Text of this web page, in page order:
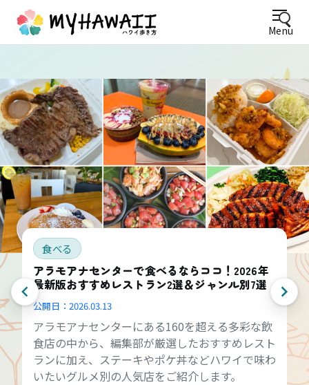
Menu
食べる
アラモアナセンターで食べるならココ！2026年
最新版おすすめレストラン2選＆ジャンル別7選
公開日： 2026.03.13
アラモアナセンターにある160を超える多彩な飲
食店の中から、編集部が厳選したおすすめレスト
ランに加え、ステーキやポケ丼などハワイで味わ
いたいグルメ別の人気店をご紹介します。